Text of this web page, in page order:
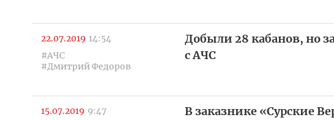
22.07.2019 14:54
#АЧС
#Дмитрий Федоров
Добыли 28 кабанов, но
с АЧС
15.07.2019 9:47
В заказнике «Сурские